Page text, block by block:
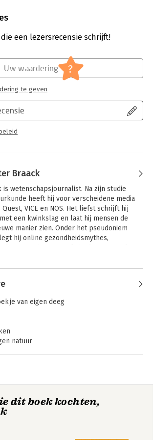
18-6-2024
Mens en maatschappij
een lezersrecensie schrijft!
Uw waardering ?
te geven
Braack
is wetenschapsjournalist. Na zijn studie
heeft hij voor verscheidene media
VICE en NOS. Het liefst schrijft hij
een kwinkslag en laat hij mensen de
manier zien. Onder het pseudoniem
hij online gezondheidsmythes,
schreef hij Het universum is een klootzak.
van eigen deeg
natuur
mineralen
dit boek kochten,